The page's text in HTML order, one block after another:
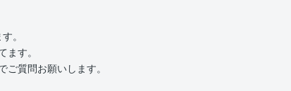
。
す。
質問お願いします。